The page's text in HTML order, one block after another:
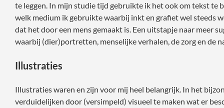
te leggen. In mijn studie tijd gebruikte ik het ook om tekst te
welk medium ik gebruikte waarbij inkt en grafiet wel steeds
dat het door een mens gemaakt is. Een uitstapje naar meer
waarbij (dier)portretten, menselijke verhalen, de zorg en de
Illustraties
Illustraties waren en zijn voor mij heel belangrijk. In het
verduidelijken door (versimpeld) visueel te maken wat er